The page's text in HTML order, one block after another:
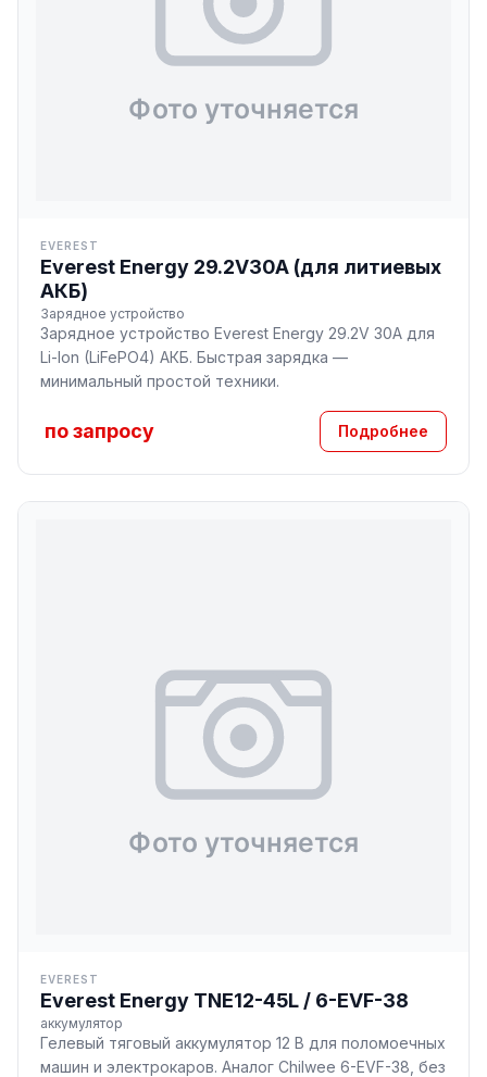
EVEREST
Everest Energy 29.2V30A (для литиевых
АКБ)
Зарядное устройство
Зарядное устройство Everest Energy 29.2V 30A для
Li-Ion (LiFePO4) АКБ. Быстрая зарядка —
минимальный простой техники.
по запросу Подробнее
EVEREST
Everest Energy TNE12-45L / 6-EVF-38
аккумулятор
Гелевый тяговый аккумулятор 12 В для поломоечных
машин и электрокаров. Аналог Chilwee 6-EVF-38, без